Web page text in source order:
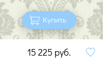
Купить
15 225 руб.